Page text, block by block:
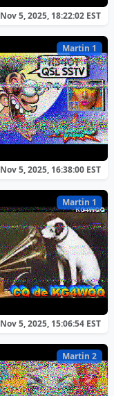
Nov 5, 2025, 18:22:02 EST
Martin 1
Nov 5, 2025, 16:38:00 EST
Martin 1
Nov 5, 2025, 15:06:54 EST
Martin 2